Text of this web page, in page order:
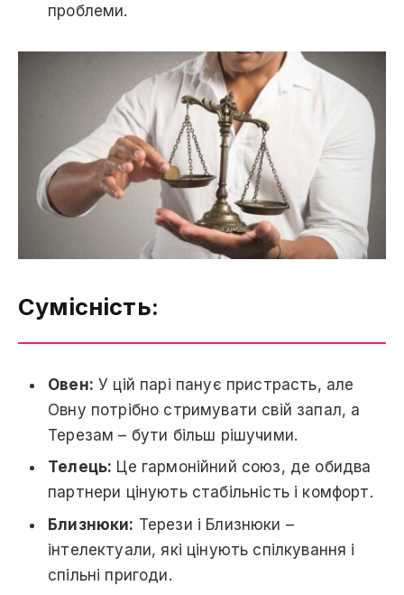
проблеми.
Сумісність:
Овен: У цій парі панує пристрасть, але
Овну потрібно стримувати свій запал, а
Терезам – бути більш рішучими.
Телець: Це гармонійний союз, де обидва
партнери цінують стабільність і комфорт.
Близнюки: Терези і Близнюки –
інтелектуали, які цінують спілкування і
спільні пригоди.